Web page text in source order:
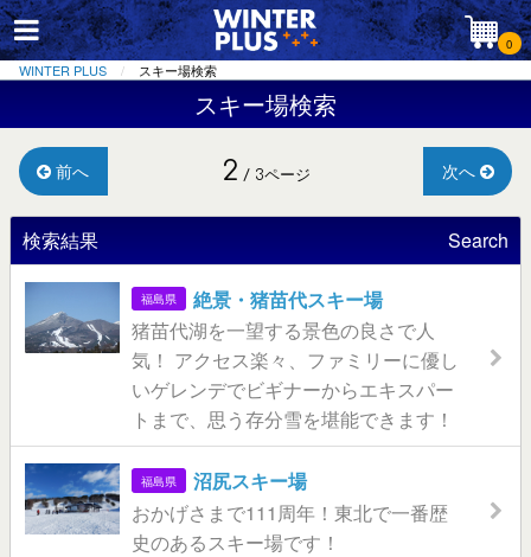
0
WINTER PLUS スキー場検索
スキー場検索
前へ 2 / 3ページ 次へ
検索結果 Search
福島県
絶景・猪苗代スキー場
猪苗代湖を一望する景色の良さで人
気！ アクセス楽々、ファミリーに優し
いゲレンデでビギナーからエキスパー
トまで、思う存分雪を堪能できます！
福島県
沼尻スキー場
おかげさまで111周年！東北で一番歴
史のあるスキー場です！